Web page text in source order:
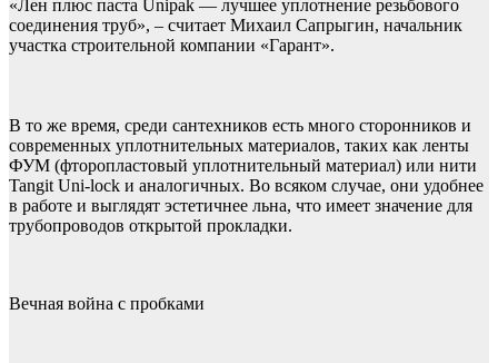
«Лен плюс паста Unipak — лучшее уплотнение резьбового
соединения труб», – считает Михаил Сапрыгин, начальник
участка строительной компании «Гарант».
В то же время, среди сантехников есть много сторонников и
современных уплотнительных материалов, таких как ленты
ФУМ (фторопластовый уплотнительный материал) или нити
Tangit Uni-lock и аналогичных. Во всяком случае, они удобнее
в работе и выглядят эстетичнее льна, что имеет значение для
трубопроводов открытой прокладки.
Вечная война с пробками